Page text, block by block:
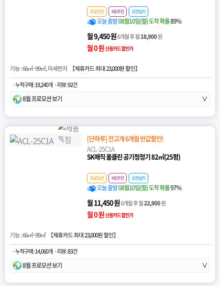
프로모션 MD추천 로켓설치
오늘 출발08월10일(월) 도착 확률89%
월 9,450 원6개월 후 월18,900원
월 0 원신용카드 할인가
기능 : 66㎡~99㎡, 미세먼지 【제휴카드 최대 23,000원 할인】
· 누적구매 : 19,240개 · 리뷰 : 92건
8월 프로모션 보기 ∨
[단하루] 전고개 6개월 반값할인!
ACL-25C1A
SK매직 올클린 공기청정기 82㎡(25평)
프로모션 MD추천 로켓설치
오늘 출발08월10일(월) 도착 확률97%
월 11,450 원6개월 후 월22,900원
월 0 원신용카드 할인가
기능 : 66㎡~99㎡ 【제휴카드 최대 23,000원 할인】
· 누적구매 : 14,060개 · 리뷰 : 83건
8월 프로모션 보기 ∨